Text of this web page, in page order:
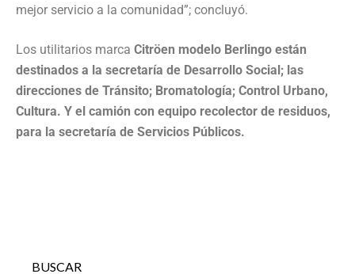
mejor servicio a la comunidad”; concluyó.
Los utilitarios marca Citröen modelo Berlingo están
destinados a la secretaría de Desarrollo Social; las
direcciones de Tránsito; Bromatología; Control Urbano,
Cultura. Y el camión con equipo recolector de residuos,
para la secretaría de Servicios Públicos.
BUSCAR